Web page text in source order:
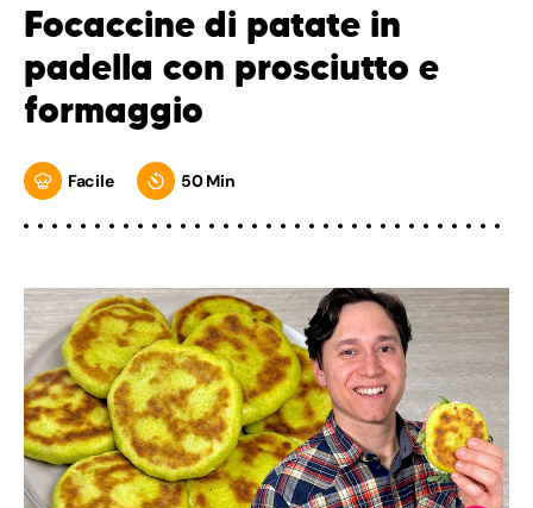
Focaccine di patate in
padella con prosciutto e
formaggio
Facile 50 Min